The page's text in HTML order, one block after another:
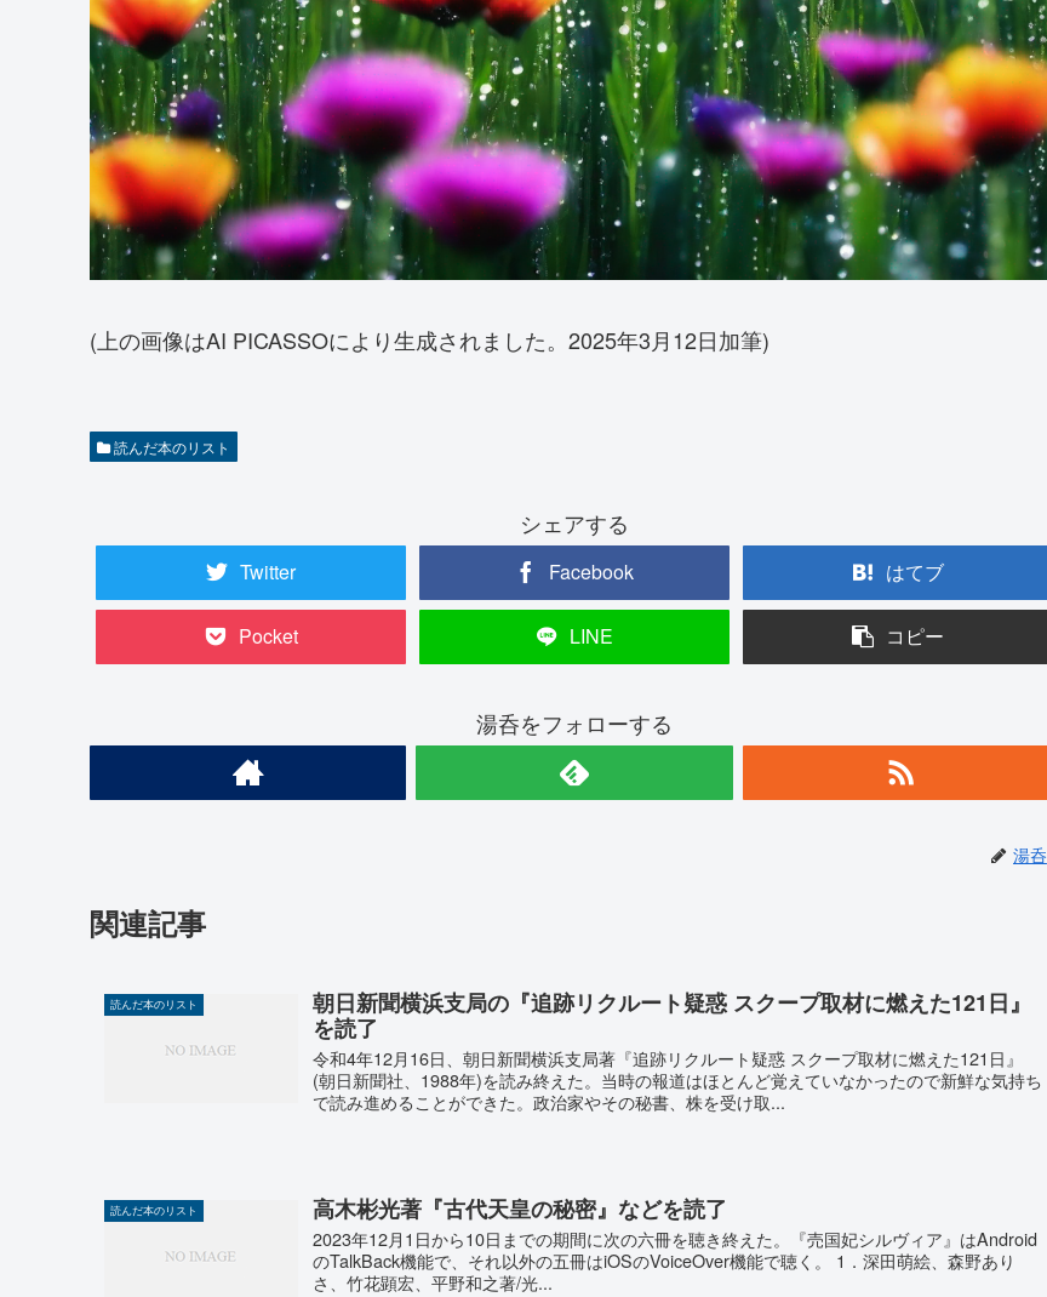
(上の画像はAI PICASSOにより生成されました。2025年3月12日加筆)
読んだ本のリスト
シェアする
Twitter Facebook はてブ
Pocket LINE コピー
湯呑をフォローする
湯呑
関連記事
読んだ本のリスト
朝日新聞横浜支局の『追跡リクルート疑惑 スクープ取材に燃えた121日』
を読了
令和4年12月16日、朝日新聞横浜支局著『追跡リクルート疑惑 スクープ取材に燃えた121日』
(朝日新聞社、1988年)を読み終えた。当時の報道はほとんど覚えていなかったので新鮮な気持ち
で読み進めることができた。政治家やその秘書、株を受け取...
読んだ本のリスト 高木彬光著『古代天皇の秘密』などを読了
2023年12月1日から10日までの期間に次の六冊を聴き終えた。『売国妃シルヴィア』はAndroid
のTalkBack機能で、それ以外の五冊はiOSのVoiceOver機能で聴く。 1．深田萌絵、森野あり
さ、竹花顕宏、平野和之著/光...